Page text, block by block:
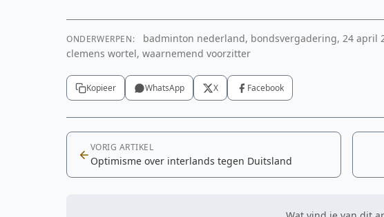
ONDERWERPEN:
badminton nederland, bondsvergadering, 24 april
clemens wortel, waarnemend voorzitter
Kopieer WhatsApp X Facebook
VORIG ARTIKEL
Optimisme over interlands tegen Duitsland